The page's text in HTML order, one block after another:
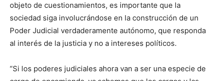
objeto de cuestionamientos, es importante que la
sociedad siga involucrándose en la construcción de un
Poder Judicial verdaderamente autónomo, que responda
al interés de la justicia y no a intereses políticos.
“Si los poderes judiciales ahora van a ser una especie de